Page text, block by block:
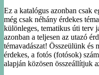
Ez a katalógus azonban csak
még csak néhány érdekes
különleges, tematikus úti terv
azonban a teljesen az utazó
témavadászat! Összeülünk és
érdekes, a fotós (fotósok)
alapján közösen összeállítjuk